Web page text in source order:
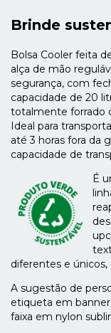
Brinde
Bolsa Cooler feita
alça de mão
segurança, com
capacidade de 20
totalmente forrado
Ideal para
até 3 horas fora da
capacidade de
É
diferentes e
A sugestão de
etiqueta em
faixa em nylon